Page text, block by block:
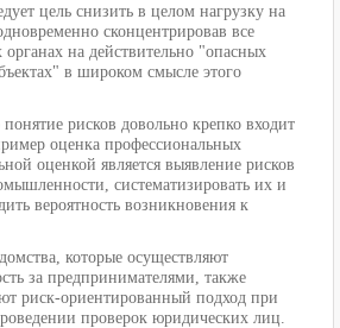
цель снизить в целом нагрузку на
сконцентрировав все
на действительно "опасных
в широком смысле этого
рисков довольно крепко входит
оценка профессиональных
оценкой является выявление рисков
систематизировать их и
вероятность возникновения к
которые осуществляют
за предпринимателями, также
риск-ориентированный подход при
проверок юридических лиц.